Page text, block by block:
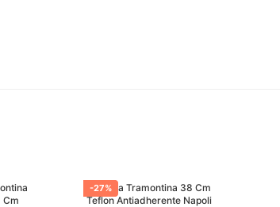
Cm
-27%
Paellera Tramontina 38 Cm
Teflon Antiadherente Napoli